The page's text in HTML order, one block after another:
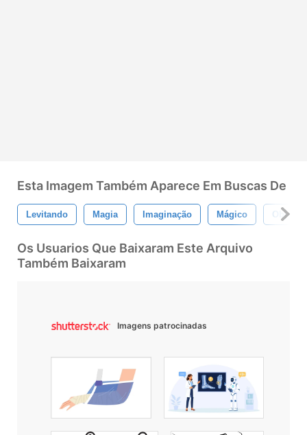
Esta Imagem Também Aparece Em Buscas De
Levitando Magia Imaginação Mágico Objetos
Os Usuarios Que Baixaram Este Arquivo
Também Baixaram
Imagens patrocinadas